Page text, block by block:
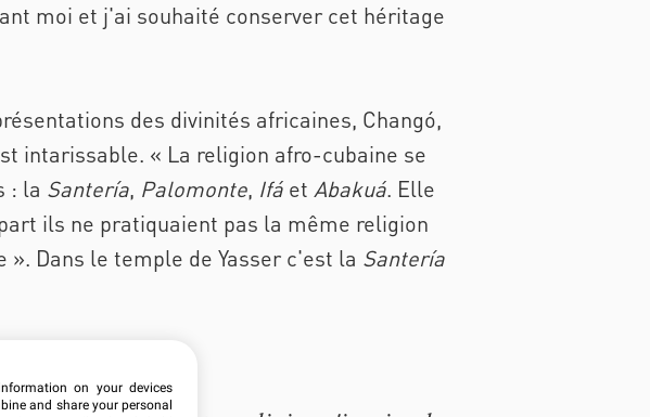
moi et j'ai souhaité conserver cet héritage
des divinités africaines, Changó,
intarissable. « La religion afro-cubaine se
: la Santería, Palomonte, Ifá et Abakuá. Elle
ils ne pratiquaient pas la même religion
Dans le temple de Yasser c'est la Santería
on your devices
and share your personal